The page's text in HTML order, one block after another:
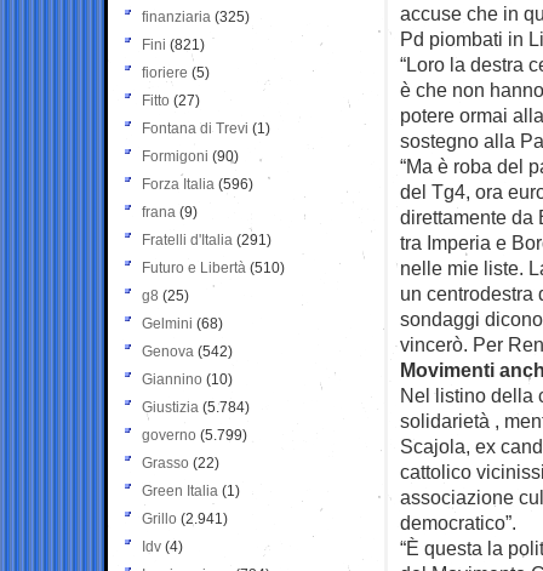
accuse che in
Pd piombati in
“Loro la destra
è che non
potere ormai
sostegno alla
“Ma è roba del
del Tg4, ora
direttamente da
tra Imperia e
nelle mie liste.
un centrodestra
sondaggi
vincerò. Per
Movimenti
Nel listino della
solidarietà ,
Scajola, ex
cattolico
associazione
democratico”.
“È questa la
finanziaria (325)
Fini (821)
fioriere (5)
Fitto (27)
Fontana di Trevi (1)
Formigoni (90)
Forza Italia (596)
frana (9)
Fratelli d'Italia (291)
Futuro e Libertà (510)
g8 (25)
Gelmini (68)
Genova (542)
Giannino (10)
Giustizia (5.784)
governo (5.799)
Grasso (22)
Green Italia (1)
Grillo (2.941)
Idv (4)